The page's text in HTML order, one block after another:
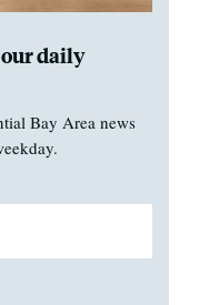
daily
Bay Area news